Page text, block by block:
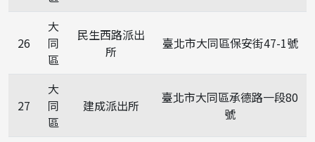
26
大
同
區
民生西路派出
所
臺北市大同區保安街47-1號
27
大
同
區
建成派出所
臺北市大同區承德路一段80
號